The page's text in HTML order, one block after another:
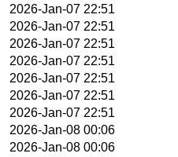
2026-Jan-07 22:51
2026-Jan-07 22:51
2026-Jan-07 22:51
2026-Jan-07 22:51
2026-Jan-07 22:51
2026-Jan-07 22:51
2026-Jan-07 22:51
2026-Jan-08 00:06
2026-Jan-08 00:06